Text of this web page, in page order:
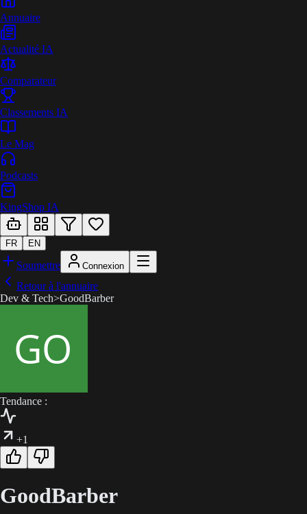
Annuaire
Actualité IA
Comparateur
Classements IA
Le Mag
Podcasts
KingShop IA
FR EN
Soumettre Connexion
Retour à l'annuaire
Dev & Tech>GoodBarber
Tendance :
+1
GoodBarber